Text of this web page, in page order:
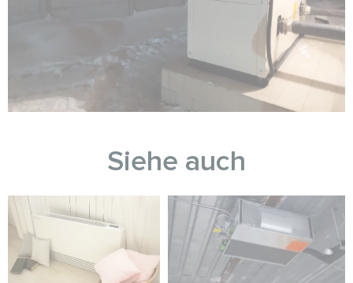
Siehe auch